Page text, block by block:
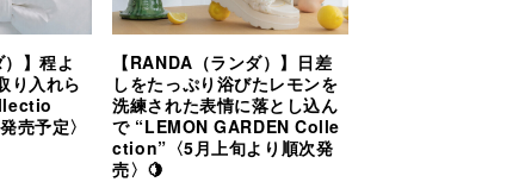
）】程よ
り入れら
売予定〉
【RANDA（ランダ）】日差
しをたっぷり浴びたレモンを
洗練された表情に落とし込ん
で “LEMON GARDEN Colle
ction”〈5月上旬より順次発
売〉🍋